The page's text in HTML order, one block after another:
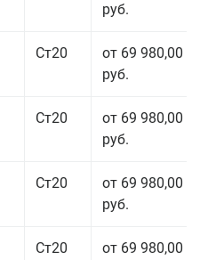
руб.
Ст20
от 69 980,00
руб.
Ст20
от 69 980,00
руб.
Ст20
от 69 980,00
руб.
Ст20
от 69 980,00